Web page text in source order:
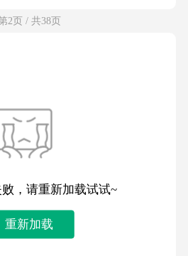
2页 / 共38页
，请重新加载试试~
重新加载